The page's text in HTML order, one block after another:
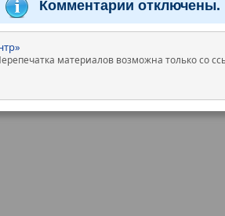
Комментарии отключены.
материалов возможна только со